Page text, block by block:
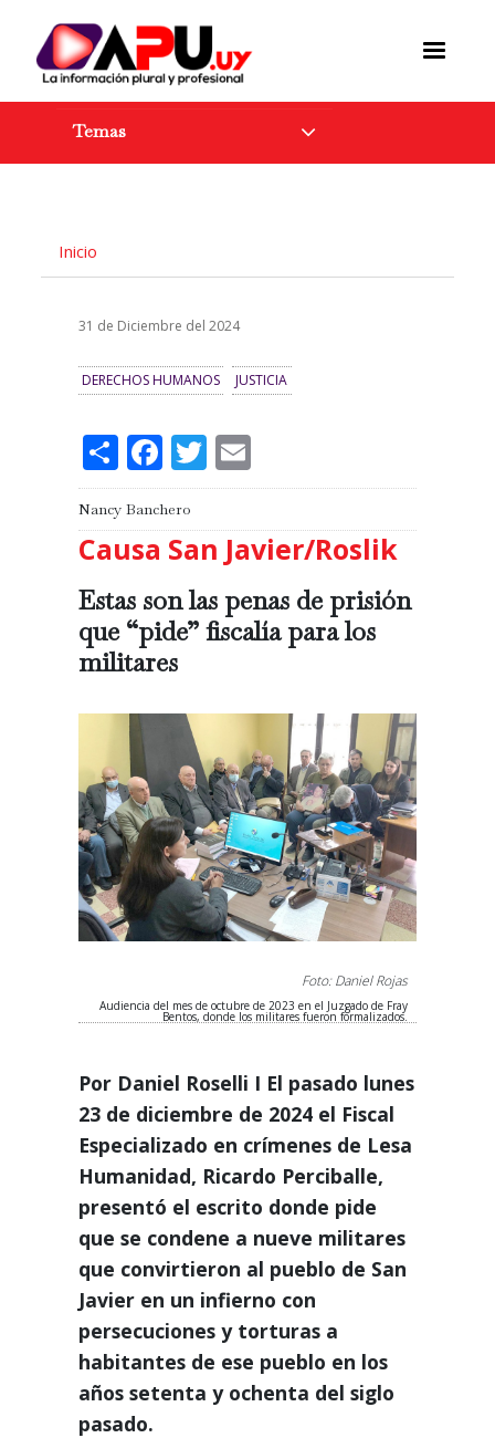
Temas
Inicio
31 de Diciembre del 2024
DERECHOS HUMANOS JUSTICIA
ShareFacebook
Twitter
Nancy Banchero
Causa San Javier/Roslik
Estas son las penas de prisión
que “pide” fiscalía para los
militares
Foto: Daniel Rojas
Audiencia del mes de octubre de 2023 en el Juzgado de Fray
Bentos, donde los militares fueron formalizados.
Por Daniel Roselli I El pasado lunes
23 de diciembre de 2024 el Fiscal
Especializado en crímenes de Lesa
Humanidad, Ricardo Perciballe,
presentó el escrito donde pide
que se condene a nueve militares
que convirtieron al pueblo de San
Javier en un infierno con
persecuciones y torturas a
habitantes de ese pueblo en los
años setenta y ochenta del siglo
pasado.